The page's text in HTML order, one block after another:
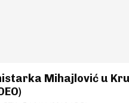
Mihajlović u